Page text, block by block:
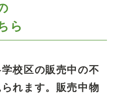
ら
校区の販売中の不
れます。 販売中物